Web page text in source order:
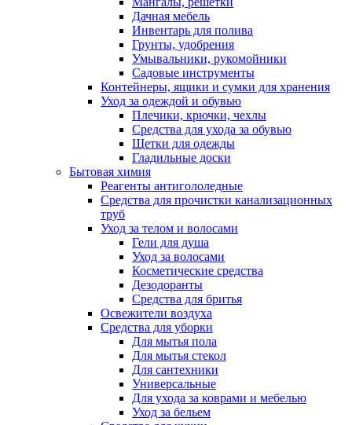
Дачная мебель
Инвентарь для полива
Грунты, удобрения
Умывальники, рукомойники
Садовые инструменты
Контейнеры, ящики и сумки для хранения
Уход за одеждой и обувью
Плечики, крючки, чехлы
Средства для ухода за обувью
Щетки для одежды
Гладильные доски
Бытовая химия
Реагенты антигололедные
Средства для прочистки канализационных
труб
Уход за телом и волосами
Гели для душа
Уход за волосами
Косметические средства
Дезодоранты
Средства для бритья
Освежители воздуха
Средства для уборки
Для мытья пола
Для мытья стекол
Для сантехники
Универсальные
Для ухода за коврами и мебелью
Уход за бельем